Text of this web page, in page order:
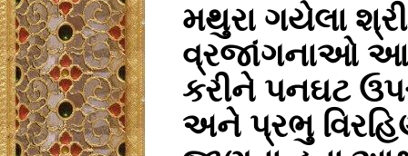
મથુરા ગયેલા
વ્રજાંગનાઓ આ
કરીને પનઘટ
અને પ્રભુ